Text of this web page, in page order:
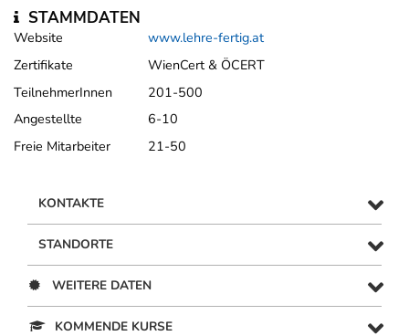
STAMMDATEN
Website
www.lehre-fertig.at
Zertifikate
WienCert & ÖCERT
TeilnehmerInnen
201-500
Angestellte
6-10
Freie Mitarbeiter
21-50
KONTAKTE
STANDORTE
WEITERE DATEN
KOMMENDE KURSE